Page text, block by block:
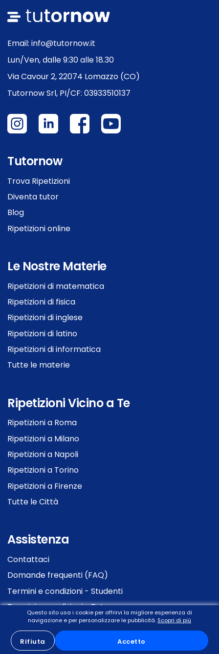
Email: info@tutornow.it
Lun/Ven, dalle 9:30 alle 18.30
Via Cavour 2, 22074 Lomazzo (CO)
Tutornow Srl, PI/CF: 03933510137
Tutornow
Trova Ripetizioni
Diventa tutor
Blog
Ripetizioni online
Le Nostre Materie
Ripetizioni di matematica
Ripetizioni di fisica
Ripetizioni di inglese
Ripetizioni di latino
Ripetizioni di informatica
Tutte le materie
Ripetizioni Vicino a Te
Ripetizioni a Roma
Ripetizioni a Milano
Ripetizioni a Napoli
Ripetizioni a Torino
Ripetizioni a Firenze
Tutte le Città
Assistenza
Contattaci
Domande frequenti (FAQ)
Termini e condizioni - Studenti
Termini e condizioni - Tutor
Informativa sulla privacy
Cookie policy
Questo sito usa i cookie per offrirvi la migliore esperienza di
navigazione e per personalizzare le pubblicità. Scopri di più
Rifiuta Accetto